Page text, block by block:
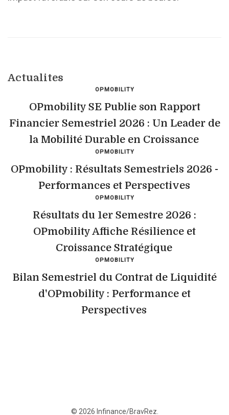
Actualites
OPMOBILITY
OPmobility SE Publie son Rapport
Financier Semestriel 2026 : Un Leader de
la Mobilité Durable en Croissance
OPMOBILITY
OPmobility : Résultats Semestriels 2026 -
Performances et Perspectives
OPMOBILITY
Résultats du 1er Semestre 2026 :
OPmobility Affiche Résilience et
Croissance Stratégique
OPMOBILITY
Bilan Semestriel du Contrat de Liquidité
d'OPmobility : Performance et
Perspectives
© 2026 Infinance/BravRez.